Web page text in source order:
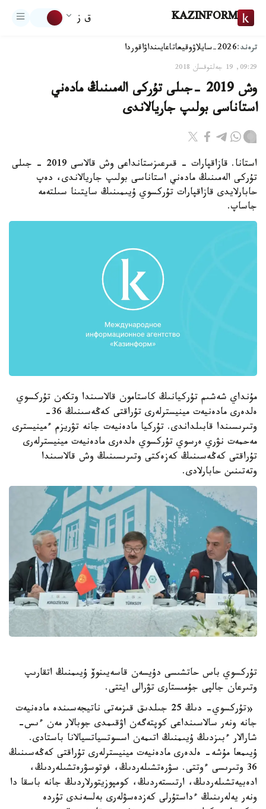
KAZINFORM ق ز
ترەند:2026-سايلاۋ وقيعاتاعايىنداۋاقوردا
09:29, 19 جەلتوقسان 2018
وش 2019 -جىلى تۇركى الەمىنىڭ مادەني
استاناسى بولىپ جاريالاندى
استانا. قازاقپارات - قىرعىزستانداعى وش قالاسى 2019 - جىلى
تۇركى الەمىنىڭ مادەني استاناسى بولىپ جاريالاندى، دەپ
حابارلايدى قازاقپارات تۇركسوي ۇيىمىنىڭ سايتىنا سىلتەمە
جاساپ.
مۇنداي شەشىم تۇركيانىڭ كاستامون قالاسىندا وتكەن تۇركسوي
ەلدەرى مادەنيەت مينيسترلەرى تۇراقتى كەڭەسىنىڭ 36-
وتىرىسىندا قابىلداندى. تۇركيا مادەنيەت جانە تۋريزم ءمينيسترى
مەحمەت نۋري ەرسوي تۇركسوي ەلدەرى مادەنيەت مينيسترلەرى
تۇراقتى كەڭەسىنىڭ كەزەكتى وتىرىسىنىڭ وش قالاسىندا
وتەتىنىن حابارلادى.
تۇركسوي باس حاتشىسى دۇيسەن قاسەيىنوۆ ۇيىمنىڭ اتقارىپ
وتىرعان جالپى جۇمىستارى تۋرالى ايتتى.
«تۇركسوي- دىڭ 25 جىلدىق قىزمەتى ناتيجەسىندە مادەنيەت
جانە ونەر سالاسىنداعى كوپتەگەن اۋقىمدى جوبالار مەن ءىس-
شارالار ءبىزدىڭ ۇيىمنىڭ اتىمەن اسسوتسياتسيالانا باستادى.
ۇيىمعا مۇشە- ەلدەرى مادەنيەت مينيسترلەرى تۇراقتى كەڭەسىنىڭ
36 وتىرىسى ءوتتى. سۋرەتشىلەردىڭ، فوتوسۋرەتشىلەردىڭ،
ادەبيەتشىلەردىڭ، ارتىستەردىڭ، كومپوزيتورلاردىڭ جانە باسقا دا
ونەر يەلەرىنىڭ ءداستۇرلى كەزدەسۋلەرى بەلسەندى تۇردە